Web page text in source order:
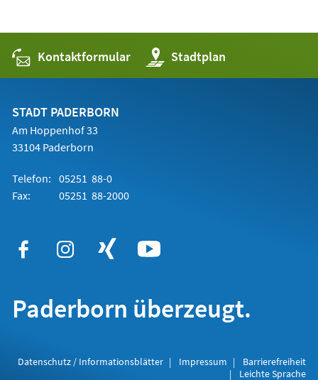
Kontaktformular Stadtplan
(Öffnet
in
einem
STADT PADERBORN
Am Hoppenhof 33
33104 Paderborn
Telefon: 05251 88-0
Fax:
05251 88-2000
Paderborn überzeugt.
Datenschutz / Informationsblätter Impressum
Barrierefreiheit
Leichte Sprache